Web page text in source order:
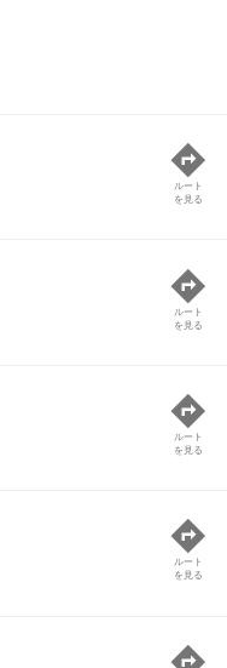
ルート
を見る
ルート
を見る
ルート
を見る
ルート
を見る